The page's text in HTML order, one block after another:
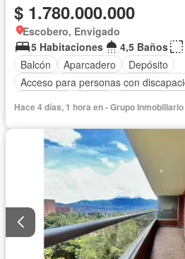
$ 1.780.000.000
Escobero, Envigado
5 Habitaciones
4,5 Baños
Balcón
Aparcadero
Depósito
Acceso para personas con
Agua
Hace 4 días, 1 hora en - Grupo Inmobiliario